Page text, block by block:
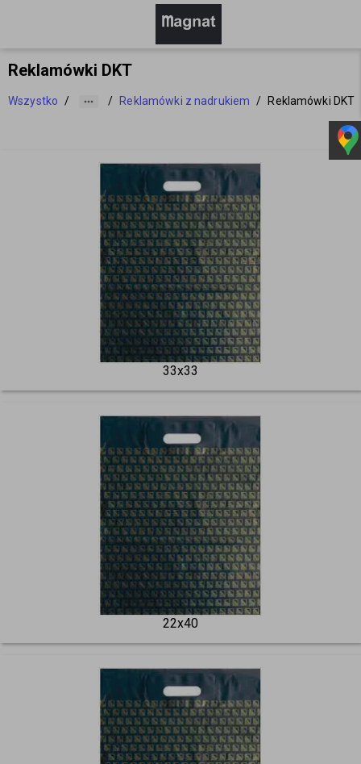
Reklamówki DKT
Wszystko / / Reklamówki z nadrukiem / Reklamówki DKT
33x33
22x40